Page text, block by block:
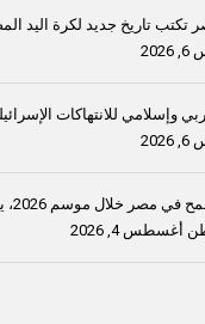
تكتب تاريخ جديد لكرة اليد
وإسلامي للانتهاكات
أغسطس 4, 2026